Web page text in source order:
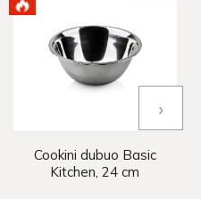
Cookini dubuo Basic
Kitchen, 24 cm
›